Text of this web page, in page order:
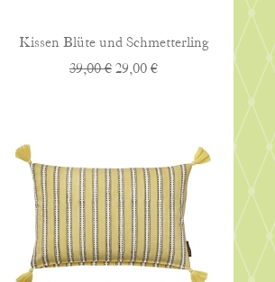
Kissen Blüte und Schmetterling
39,00 € 29,00 €